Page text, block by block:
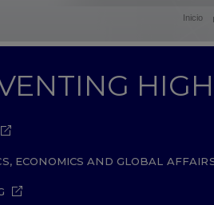
Inicio
ECONOMICS AND GLOBAL